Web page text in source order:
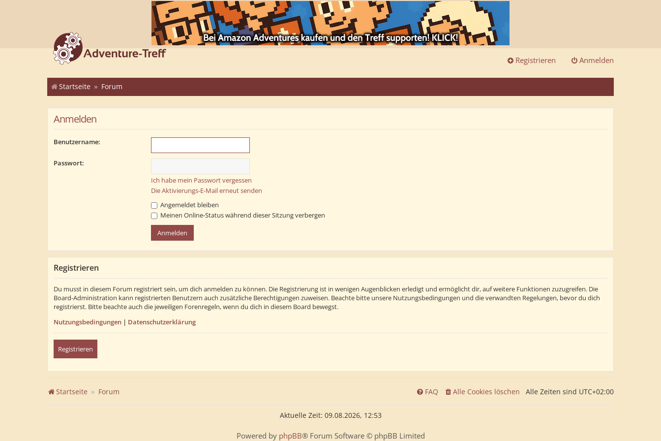
Anmelden
Registrieren
Startseite Forum
Anmelden
Benutzername:
Passwort:
Ich habe mein Passwort vergessen
Die Aktivierungs-E-Mail erneut senden
Angemeldet bleiben
Meinen Online-Status während dieser Sitzung verbergen
Registrieren
Du musst in diesem Forum registriert sein, um dich anmelden zu können. Die Registrierung ist in wenigen Augenblicken erledigt und ermöglicht dir, auf weitere Funktionen zuzugreifen. Die
Board-Administration kann registrierten Benutzern auch zusätzliche Berechtigungen zuweisen. Beachte bitte unsere Nutzungsbedingungen und die verwandten Regelungen, bevor du dich
registrierst. Bitte beachte auch die jeweiligen Forenregeln, wenn du dich in diesem Board bewegst.
Nutzungsbedingungen | Datenschutzerklärung
Registrieren
Startseite Forum Alle Zeiten sind UTC+02:00
Alle Cookies löschen
FAQ
Aktuelle Zeit: 09.08.2026, 12:53
Powered by phpBB® Forum Software © phpBB Limited